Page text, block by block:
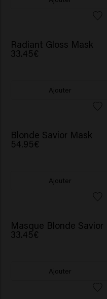
Radiant Gloss Mask
33.45€
Ajouter
Blonde Savior Mask
54.95€
Ajouter
Masque Blonde Savior
33.45€
Ajouter